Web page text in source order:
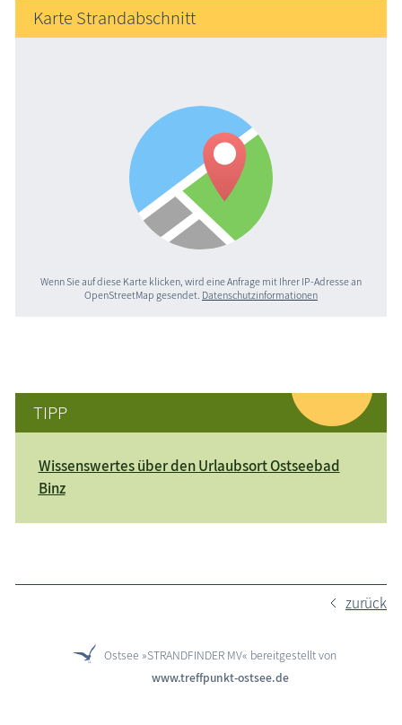
Karte Strandabschnitt
Wenn Sie auf diese Karte klicken, wird eine Anfrage mit Ihrer IP-Adresse an
OpenStreetMap gesendet. Datenschutzinformationen
TIPP
Wissenswertes über den Urlaubsort Ostseebad
Binz
zurück
Ostsee »STRANDFINDER MV« bereitgestellt von
www.treffpunkt-ostsee.de